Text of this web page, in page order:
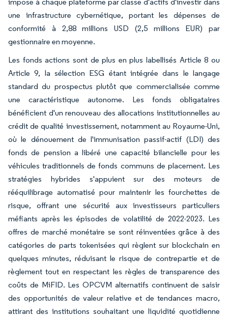
une infrastructure cybernétique, portant les dépenses de
conformité à 2,88 millions USD (2,5 millions EUR) par
gestionnaire en moyenne.
Les fonds actions sont de plus en plus labellisés Article 8 ou
Article 9, la sélection ESG étant intégrée dans le langage
standard du prospectus plutôt que commercialisée comme
une caractéristique autonome. Les fonds obligataires
bénéficient d'un renouveau des allocations institutionnelles au
crédit de qualité investissement, notamment au Royaume-Uni,
où le dénouement de l'immunisation passif-actif (LDI) des
fonds de pension a libéré une capacité bilancielle pour les
véhicules traditionnels de fonds communs de placement. Les
stratégies hybrides s'appuient sur des moteurs de
rééquilibrage automatisé pour maintenir les fourchettes de
risque, offrant une sécurité aux investisseurs particuliers
méfiants après les épisodes de volatilité de 2022-2023. Les
offres de marché monétaire se sont réinventées grâce à des
catégories de parts tokenisées qui règlent sur blockchain en
quelques minutes, réduisant le risque de contrepartie et de
règlement tout en respectant les règles de transparence des
coûts de MiFID. Les OPCVM alternatifs continuent de saisir
des opportunités de valeur relative et de tendances macro,
attirant des institutions souhaitant une liquidité quotidienne